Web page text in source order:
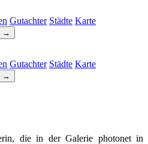
Gutachter Städte Karte
→
Gutachter Städte Karte
→
die in der Galerie photonet in